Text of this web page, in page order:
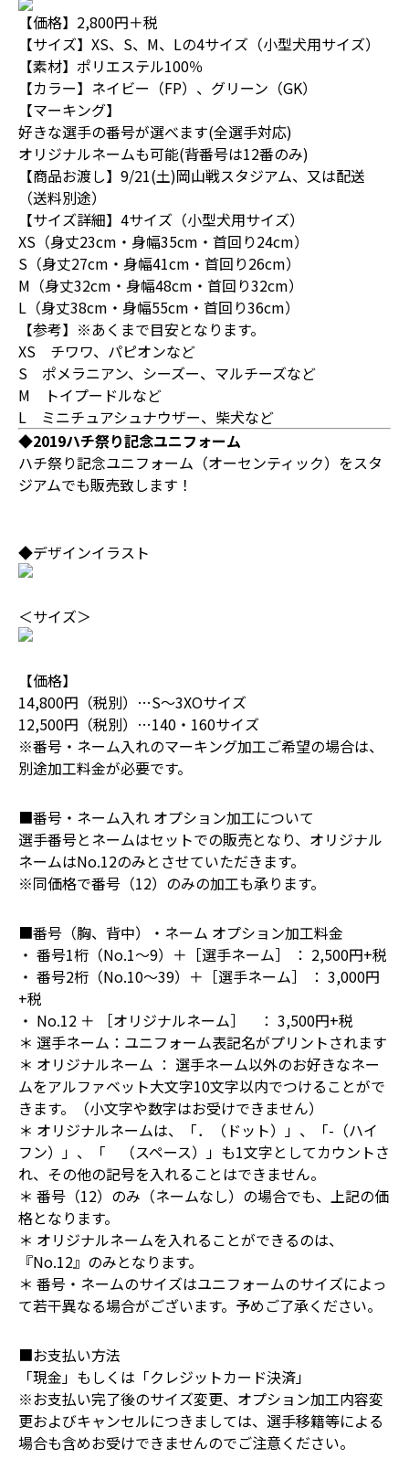
【価格】2,800円＋税
【サイズ】XS、S、M、Lの4サイズ（小型犬用サイズ）
【素材】ポリエステル100％
【カラー】ネイビー（FP）、グリーン（GK）
【マーキング】
好きな選手の番号が選べます(全選手対応)
オリジナルネームも可能(背番号は12番のみ)
【商品お渡し】9/21(土)岡山戦スタジアム、又は配送
（送料別途）
【サイズ詳細】4サイズ（小型犬用サイズ）
XS（身丈23cm・身幅35cm・首回り24cm）
S（身丈27cm・身幅41cm・首回り26cm）
M（身丈32cm・身幅48cm・首回り32cm）
L（身丈38cm・身幅55cm・首回り36cm）
【参考】※あくまで目安となります。
XS チワワ、パピオンなど
S ポメラニアン、シーズー、マルチーズなど
M トイプードルなど
L ミニチュアシュナウザー、柴犬など
◆2019ハチ祭り記念ユニフォーム
ハチ祭り記念ユニフォーム（オーセンティック）をスタ
ジアムでも販売致します！
◆デザインイラスト
＜サイズ＞
【価格】
14,800円（税別）…S～3XOサイズ
12,500円（税別）…140・160サイズ
※番号・ネーム入れのマーキング加工ご希望の場合は、
別途加工料金が必要です。
■番号・ネーム入れ オプション加工について
選手番号とネームはセットでの販売となり、オリジナル
ネームはNo.12のみとさせていただきます。
※同価格で番号（12）のみの加工も承ります。
■番号（胸、背中）・ネーム オプション加工料金
・ 番号1桁（No.1～9）＋［選手ネーム］ ： 2,500円+税
・ 番号2桁（No.10～39）＋［選手ネーム］ ： 3,000円
+税
・ No.12 ＋ ［オリジナルネーム］ ： 3,500円+税
＊ 選手ネーム：ユニフォーム表記名がプリントされます
＊ オリジナルネーム ： 選手ネーム以外のお好きなネー
ムをアルファベット大文字10文字以内でつけることがで
きます。（小文字や数字はお受けできません）
＊ オリジナルネームは、「．（ドット）」、「-（ハイ
フン）」、「 （スペース）」も1文字としてカウントさ
れ、その他の記号を入れることはできません。
＊ 番号（12）のみ（ネームなし）の場合でも、上記の価
格となります。
＊ オリジナルネームを入れることができるのは、
『No.12』のみとなります。
＊ 番号・ネームのサイズはユニフォームのサイズによっ
て若干異なる場合がございます。予めご了承ください。
■お支払い方法
「現金」もしくは「クレジットカード決済」
※お支払い完了後のサイズ変更、オプション加工内容変
更およびキャンセルにつきましては、選手移籍等による
場合も含めお受けできませんのでご注意ください。